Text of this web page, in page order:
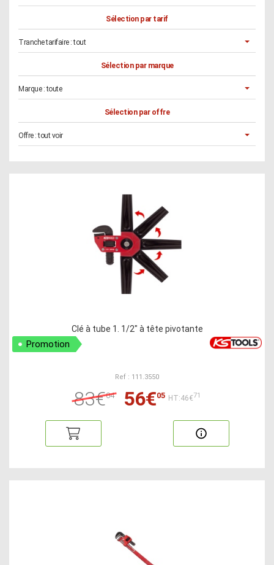
Sélection par tarif
Tranche tarifaire :tout
Sélection par marque
Marque :toute
Sélection par offre
Offre :tout voir
Clé à tube 1. 1/2" à tête pivotante
Promotion
Ref : 111.3550
83€04 56€05 HT:46€71